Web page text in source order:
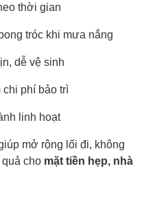
thời gian
tróc khi mưa nắng
dễ vệ sinh
phí bảo trì
linh hoạt
mở rộng lối đi, không
cho mặt tiền hẹp, nhà